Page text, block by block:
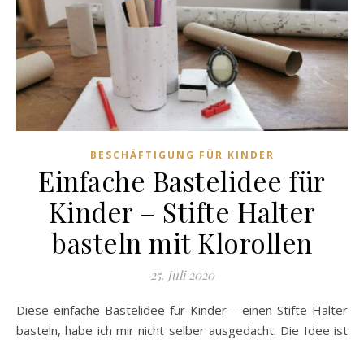
BESCHÄFTIGUNG FÜR KINDER
Einfache Bastelidee für
Kinder – Stifte Halter
basteln mit Klorollen
25. Juli 2020
Diese einfache Bastelidee für Kinder – einen Stifte Halter
basteln, habe ich mir nicht selber ausgedacht. Die Idee ist